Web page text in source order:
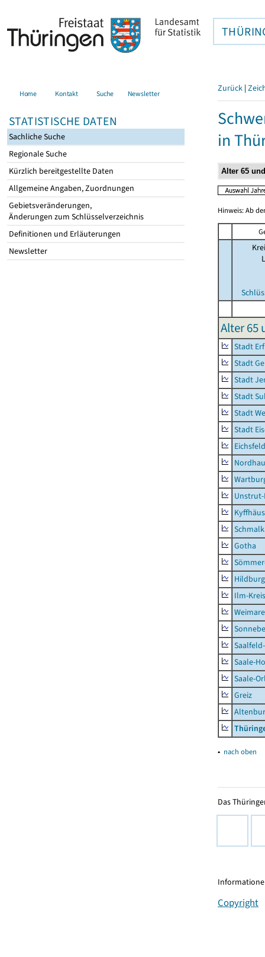
Home Kontakt Suche Newsletter
STATISTISCHE DATEN
Sachliche Suche
Regionale Suche
Kürzlich bereitgestellte Daten
Allgemeine Angaben, Zuordnungen
Gebietsveränderungen,
Änderungen zum Schlüsselverzeichnis
Definitionen und Erläuterungen
Newsletter
Zurück |
in
Hinweis: Ab
Alter 65
Stadt
Stadt
Stadt
Stadt
Stadt
Stadt
Eichsfeld
Gotha
Ilm-Kreis
Saale-
Saale-
Greiz
▴ nach oben
Das
Copyright